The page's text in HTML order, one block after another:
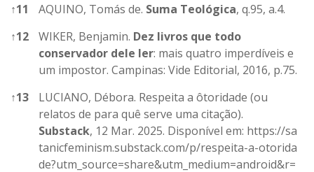
↑11 AQUINO, Tomás de. Suma Teológica, q.95, a.4.
↑12 WIKER, Benjamin. Dez livros que todo
conservador dele ler: mais quatro imperdíveis e
um impostor. Campinas: Vide Editorial, 2016, p.75.
↑13
LUCIANO, Débora. Respeita a ôtoridade (ou
relatos de para quê serve uma citação).
Substack, 12 Mar. 2025. Disponível em: https://sa
tanicfeminism.substack.com/p/respeita-a-otorida
de?utm_source=share&utm_medium=android&r=